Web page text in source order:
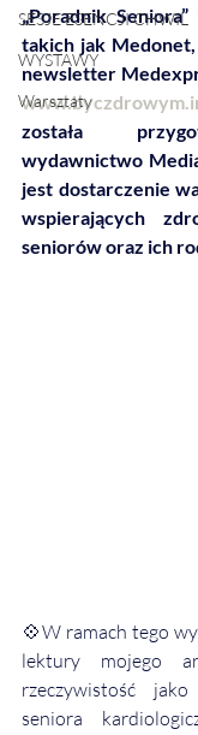
SESJE ESENCJI CHWIL
WYSTAWY
Warsztaty
„Poradnik
takich jak
została
wydawnictwo
jest dostarczenie
wspierających
seniorów oraz ich
💠W ramach tego
lektury mojego
rzeczywistość
seniora